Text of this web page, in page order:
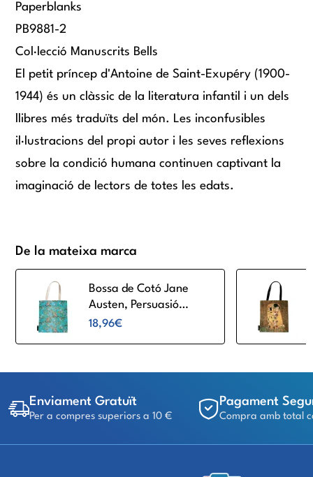
Paperblanks
PB9881-2
Col·lecció Manuscrits Bells
El petit príncep d'Antoine de Saint-Exupéry (1900-
1944) és un clàssic de la literatura infantil i un dels
llibres més traduïts del món. Les inconfusibles
il·lustracions del propi autor i les seves reflexions
sobre la condició humana continuen captivant la
imaginació de lectors de totes les edats.
De la mateixa marca
Bossa de Cotó Jane
Austen, Persuasió
Paperblanks PA9940-6
18,96€
Enviament Gratuït
Per a compres superiors a 10 €
Pagament
Compra amb total